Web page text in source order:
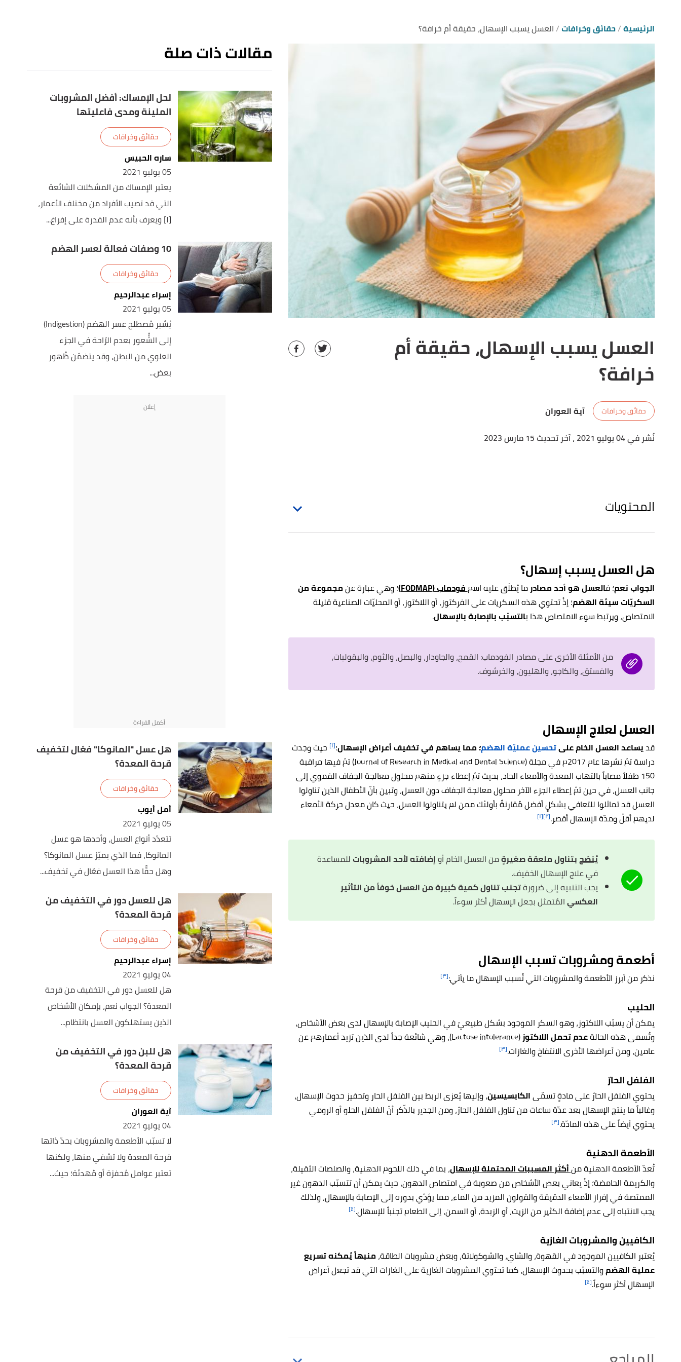
الرئيسية حقائق وخرافات العسل يسبب الإسهال، حقيقة أم خرافة؟
العسل يسبب الإسهال، حقيقة أم
خرافة؟
حقائق وخرافات
آية العوران
نُشر في 04 يوليو 2021
، آخر تحديث 15 مارس 2023
المحتويات
هل العسل يسبب إسهال؟
الجواب نعم؛ فالعسل هو أحد مصادر ما يُطلَق عليه اسمفودماب (FODMAP) ؛ وهي عبارة عنمجموعة من
السكريّات سيئة الهضم؛ إذْ تحتوي هذه السكريات على الفركتوز، أو اللاكتوز، أو المحليّات الصناعية قليلة
الامتصاص، ويرتبط سوء الامتصاص هذا بالتسبّب بالإصابة بالإسهال.
من الأمثلة الأخرى على مصادر الفودماب: القمح، والجاودار، والبصل، والثوم، والبقوليات،
والفستق، والكاجو، والهليون، والخرشوف.
العسل لعلاج الإسهال
قديساعد العسل الخام علىتحسين عمليّة الهضم؛ مما يساهم في تخفيف أعراض الإسهال؛[١] حيث وجدت
دراسة تمّ نشرها عام 2017م في مجلة (Journal of Research in Medical and Dental Science) تمّ فيها مراقبة
150 طفلاً مصاباً بالتهاب المعدة والأمعاء الحاد، بحيث تمّ إعطاء جزءٍ منهم محلول معالجة الجفاف الفموي إلى
جانب العسل، في حين تمّ إعطاء الجزء الآخر محلول معالجة الجفاف دون العسل، وتبين بأنّ الأطفال الذين تناولوا
العسل قد تماثلوا للتعافي بشكلٍ أفضل مُقارنةً بأولئك ممن لم يتناولوا العسل، حيث كان معدل حركة الأمعاء
لديهم أقلّ ومدّة الإسهال أقصر.[٢] [١]
يُنصَحبتناول ملعقة صغيرةٍمن العسل الخام أوإضافته لأحد المشروبات للمساعدة
في علاج الإسهال الخفيف.
يجب التنبيه إلى ضرورةتجنب تناول كمية كبيرة من العسل خوفاً من التأثير
العكسيالمُتمثل بجعل الإسهال أكثر سوءاً.
أطعمة ومشروبات تسبب الإسهال
نذكر من أبرز الأطعمة والمشروبات التي تُسبب الإسهال ما يأتي:[٣]
الحليب
يمكن أن يسبّب اللاكتوز، وهو السكر الموجود بشكل طبيعيّ في الحليب الإصابة بالإسهال لدى بعض الأشخاص،
وتُسمى هذه الحالةعدم تحمل اللاكتوز
(Lactose intolerance)، وهي شائعة جداً لدى الذين تزيد أعمارهم عن
عامين، ومن أعراضها الأخرى الانتفاخ والغازات.[٣]
الفلفل الحارّ
يحتوي الفلفل الحارّ على مادةٍ تسمّىالكابسيسين، وإليها يُعزى الربط بين الفلفل الحار وتحفيز حدوث الإسهال،
وغالباً ما ينتج الإسهال بعد عدّة ساعات من تناول الفلفل الحارّ، ومن الجدير بالذّكر أنّ الفلفل الحلو أو الرومي
يحتوي أيضاً على هذه المادّة.[٣]
الأطعمة الدهنية
تُعدّ الأطعمة الدهنية منأكثر المسببات المحتملة للإسهال، بما في ذلك اللحوم الدهنية، والصلصات الثقيلة،
والكريمة الحامضة؛ إذْ يعاني بعض الأشخاص من صعوبة في امتصاص الدهون، حيث يمكن أن تتسبّب الدهون غير
الممتصة في إفراز الأمعاء الدقيقة والقولون المزيد من الماء، مما يؤدّي بدوره إلى الإصابة بالإسهال، ولذلك
يجب الانتباه إلى عدم إضافة الكثير من الزيت، أو الزبدة، أو السمن، إلى الطعام تجنباً للإسهال.[٤]
الكافيين والمشروبات الغازية
يُعتبر الكافيين الموجود في القهوة، والشاي، والشوكولاتة، وبعض مشروبات الطاقة، منبهاً يُمكنه تسريع
عملية الهضموالتسبّب بحدوث الإسهال، كما تحتوي المشروبات الغازية على الغازات التي قد تجعل أعراض
الإسهال أكثر سوءاً.[٤]
مقالات ذات صلة
لحل الإمساك: أفضل المشروبات
الملينة ومدى فاعليتها
حقائق وخرافات
ساره الحبيس
05 يوليو 2021
يعتبر الإمساك من المشكلات الشائعة
التي قد تصيب الأفراد من مختلف الأعمار،
[١] ويعرف بأنه عدم القدرة على إفراغ...
10 وصفات فعالة لعسر الهضم
حقائق وخرافات
إسراء عبدالرحيم
05 يوليو 2021
يُشير مُصطلح عسر الهضم (Indigestion)
إلى الشُّعور بعدم الرّاحة في الجزء
العلوي من البطن، وقد يتضمّن ظُهور
بعض...
هل عسل "المانوكا" فعّال لتخفيف
قرحة المعدة؟
حقائق وخرافات
أمل أيوب
05 يوليو 2021
تتعدّد أنواع العسل، وأحدها هو عسل
المانوكا، فما الذي يميّز عسل المانوكا؟
وهل حقًّا هذا العسل فعّال في تخفيف...
هل للعسل دور في التخفيف من
قرحة المعدة؟
حقائق وخرافات
إسراء عبدالرحيم
04 يوليو 2021
هل للعسل دور في التخفيف من قرحة
المعدة؟ الجواب نعم، بإمكان الأشخاص
الذين يستهلكون العسل بانتظام...
هل للبن دور في التخفيف من
قرحة المعدة؟
حقائق وخرافات
آية العوران
04 يوليو 2021
لا تسبّب الأطعمة والمشروبات بحدّ ذاتها
قرحة المعدة ولا تشفي منها، ولكنها
تعتبر عوامل مُحفزة أو مُهدئة؛ حيث...